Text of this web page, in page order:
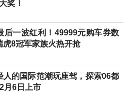
奖！
后一波红利！49999元购车券数
虎8冠军家族火热开抢
人的国际范潮玩座驾，探索06都
月6日上市